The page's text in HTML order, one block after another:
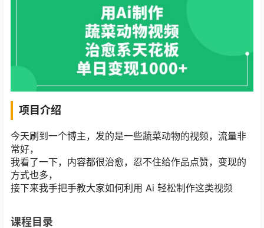
项目介绍
今天刷到一个博主，发的是一些蔬菜动物的视频，流量非
常好，
我看了一下，内容都很治愈，忍不住给作品点赞，变现的
方式也多，
接下来我手把手教大家如何利用 Ai 轻松制作这类视频
课程目录